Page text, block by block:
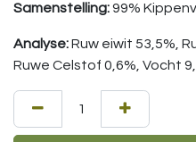
Samenstelling:99%
Analyse:Ruw eiwit 53,5%,
Ruwe Celstof 0,6%, Vocht